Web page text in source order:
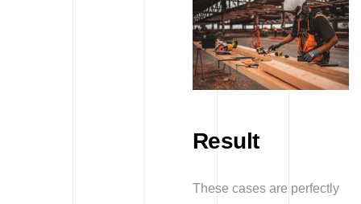
Result
These cases are perfectly